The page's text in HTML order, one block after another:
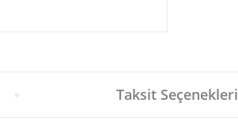
Taksit Seçenekleri